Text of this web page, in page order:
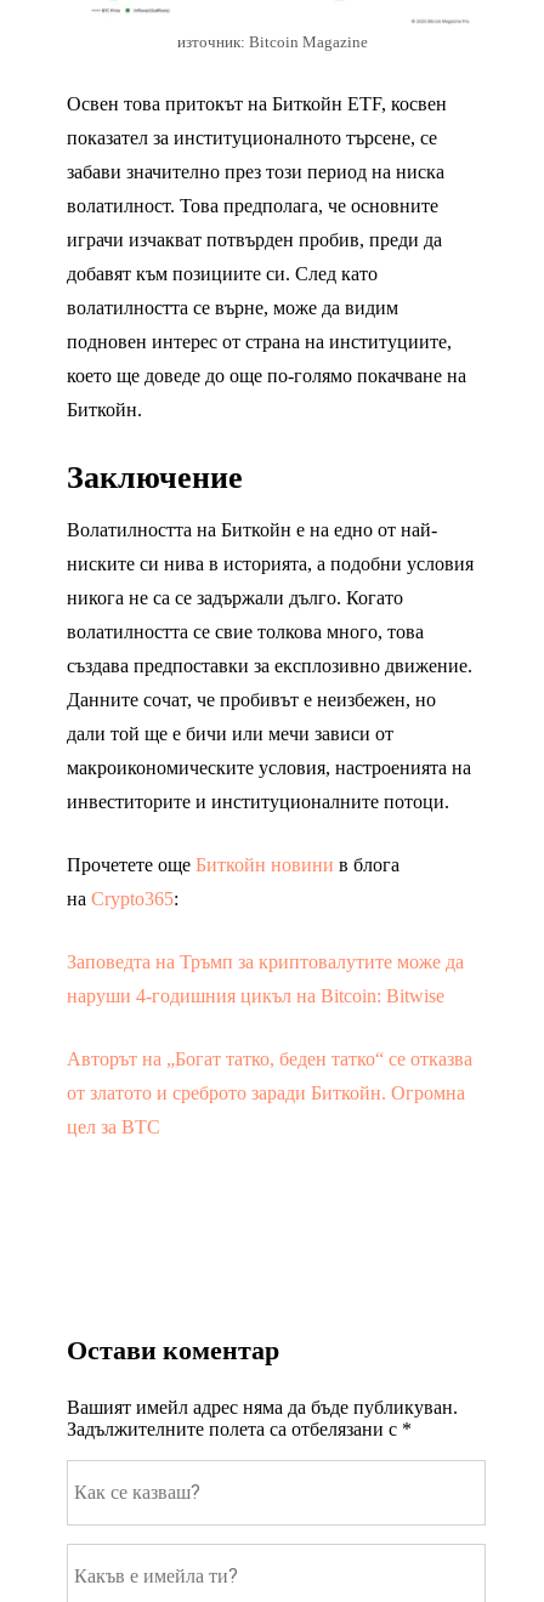
източник: Bitcoin Magazine
Освен това притокът на Биткойн ETF, косвен
показател за институционалното търсене, се
забави значително през този период на ниска
волатилност. Това предполага, че основните
играчи изчакват потвърден пробив, преди да
добавят към позициите си. След като
волатилността се върне, може да видим
подновен интерес от страна на институциите,
което ще доведе до още по-голямо покачване на
Биткойн.
Заключение
Волатилността на Биткойн е на едно от най-
ниските си нива в историята, а подобни условия
никога не са се задържали дълго. Когато
волатилността се свие толкова много, това
създава предпоставки за експлозивно движение.
Данните сочат, че пробивът е неизбежен, но
дали той ще е бичи или мечи зависи от
макроикономическите условия, настроенията на
инвеститорите и институционалните потоци.
Прочетете още Биткойн новини в блога
на Crypto365:
Заповедта на Тръмп за криптовалутите може да
наруши 4-годишния цикъл на Bitcoin: Bitwise
Авторът на „Богат татко, беден татко“ се отказва
от златото и среброто заради Биткойн. Огромна
цел за BTC
Остави коментар
Вашият имейл адрес няма да бъде публикуван.
Задължителните полета са отбелязани с *